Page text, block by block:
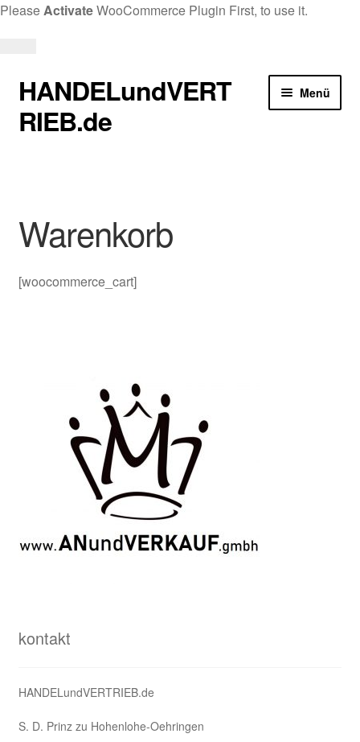
PleaseActivateWooCommerce Plugin First, to use it.
notice.
Zur
Navigation
springen
Zum
Inhalt
springen
HANDELundVERT
RIEB.de
Menü
Anfrage
Datenschutzerklärung
Kontaktdaten
Leistungen
Shop
Warenkorb
[woocommerce_cart]
kontakt
HANDELundVERTRIEB.de
S. D. Prinz zu Hohenlohe-Oehringen